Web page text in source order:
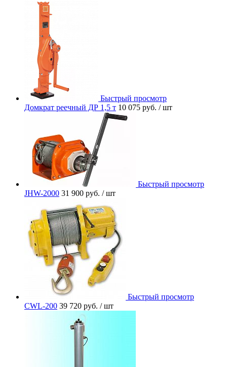
Быстрый просмотр
Домкрат реечный ДР 1,5 т 10 075 руб. / шт
Быстрый просмотр
JHW-2000 31 900 руб. / шт
Быстрый просмотр
CWL-200 39 720 руб. / шт